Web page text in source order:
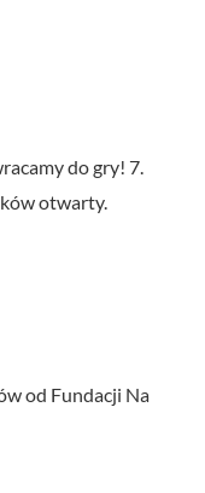
do gry! 7.
otwarty.
od Fundacji Na